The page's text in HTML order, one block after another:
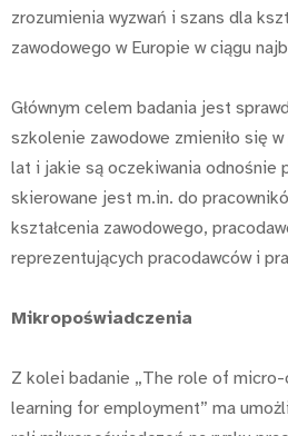
zrozumienia wyzwań i szans dla
zawodowego w Europie w ciągu
Głównym celem badania jest
szkolenie zawodowe zmieniło się
lat i jakie są oczekiwania odnośnie
skierowane jest m.in. do
kształcenia zawodowego,
reprezentujących pracodawców i
Mikropoświadczenia
Z kolei badanie „The role of
learning for employment” ma